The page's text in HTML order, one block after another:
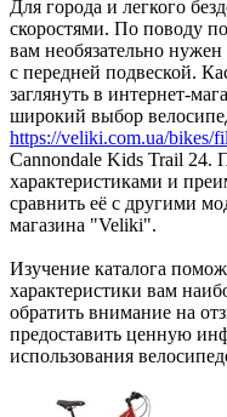
Для города и легкого
скоростями. По поводу
вам необязательно нужен
с передней подвеской.
заглянуть в интернет-
широкий выбор
https://veliki.com.ua/bikes/
Cannondale Kids Trail 24.
характеристиками и
сравнить её с другими
магазина "Veliki".
Изучение каталога
характеристики вам
обратить внимание на
предоставить ценную
использования